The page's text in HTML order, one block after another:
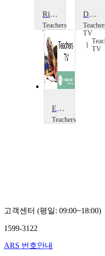
Richard Dawkins - Talking Education: Episode 1
Teachers
TV
Teachers
TV
Developments in 14-19: Institute of Education
TV
TV
Early Sex Education: The Debate
Teachers
고객센터 (평일: 09:00~18:00)
1599-3122
ARS 번호안내